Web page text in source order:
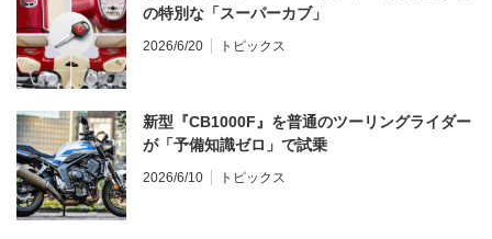
の特別な「スーパーカブ」
2026/6/20 トピックス
新型『CB1000F』を普通のツーリングライダー
が「予備知識ゼロ」で試乗
2026/6/10 トピックス